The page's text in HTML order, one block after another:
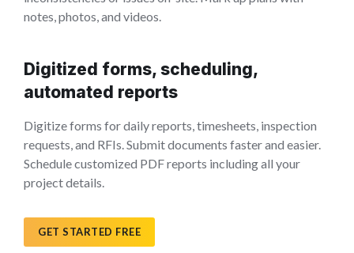
notes, photos, and videos.
Digitized forms, scheduling,
automated reports
Digitize forms for daily reports, timesheets, inspection
requests, and RFIs. Submit documents faster and easier.
Schedule customized PDF reports including all your
project details.
GET STARTED FREE